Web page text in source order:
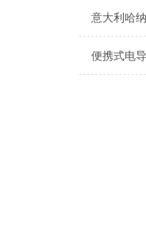
意大利哈